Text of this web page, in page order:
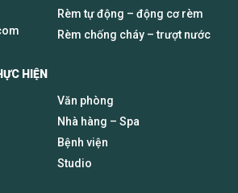
Rèm tự động – động cơ rèm
Rèm chống cháy – trượt nước
HIỆN
Văn phòng
Nhà hàng – Spa
Bệnh viện
Studio